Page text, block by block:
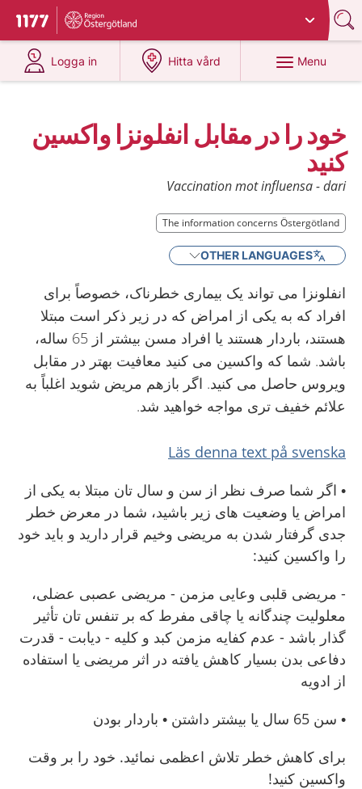
To start page for 1177
Du har valt region
Logga in
at 1177.se
Hitta vård
at 1177.se
Menu
خود را در مقابل انفلونزا واکسين
کنيد
Vaccination mot influensa - dari
The information concerns Östergötland
The information concerns Östergötland
OTHER LANGUAGES
انفلونزا می تواند يک بيماری خطرناک، خصوصاً برای
افراد که به يکی از امراض که در زير ذکر است مبتلا
هستند، باردار هستند يا افراد مسن بيشتر از 65 ساله،
باشد. شما که واکسين می کنيد معافيت بهتر در مقابل
ويروس حاصل می کنيد. اگر بازهم مريض شويد اغلباً به
علائم خفيف تری مواجه خواهيد شد.
Läs denna text på svenska
• اگر شما صرف نظر از سن و سال تان مبتلا به يکی از
امراض يا وضعيت های زير باشيد، شما در معرض خطر
جدی گرفتار شدن به مريضی وخيم قرار داريد و بايد خود
را واکسين کنيد:
- مريضی قلبی وعايی مزمن - مريضی عصبی عضلی،
معلوليت چندگانه يا چاقی مفرط که بر تنفس تان تأثير
گذار باشد - عدم کفايه مزمن کبد و کليه - ديابت - قدرت
دفاعی بدن بسيار کاهش يافته در اثر مريضی يا استفاده
از ادويه
• سن 65 سال يا بيشتر داشتن • باردار بودن
برای کاهش خطر تلاش اعظمی نمائيد. خود را بر وقت
واکسين کنيد!